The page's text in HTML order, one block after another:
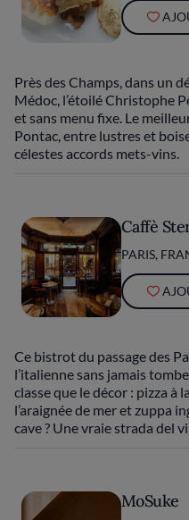
Près des Champs, dans un
Médoc, l’étoilé Christophe
et sans menu fixe. Le
Pontac, entre lustres et
célestes accords mets-vins.
Caffè
PARIS,
Ce bistrot du passage des
l’italienne sans jamais
classe que le décor : pizza à
l’araignée de mer et zuppa
cave ? Une vraie strada del
MoSuke